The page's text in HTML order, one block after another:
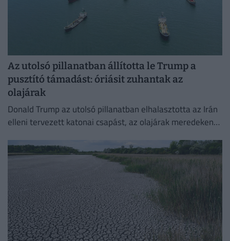
Az utolsó pillanatban állította le Trump a
pusztító támadást: óriásit zuhantak az
olajárak
Donald Trump az utolsó pillanatban elhalasztotta az Irán
elleni tervezett katonai csapást, az olajárak meredeken